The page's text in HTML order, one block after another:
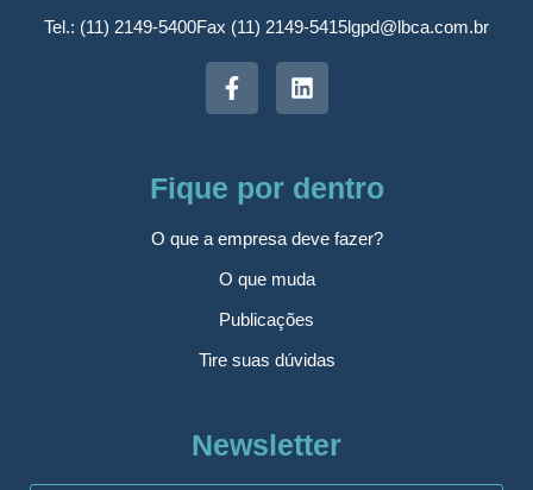
Tel.: (11) 2149-5400Fax (11) 2149-5415lgpd@lbca.com.br
Fique por dentro
O que a empresa deve fazer?
O que muda
Publicações
Tire suas dúvidas
Newsletter